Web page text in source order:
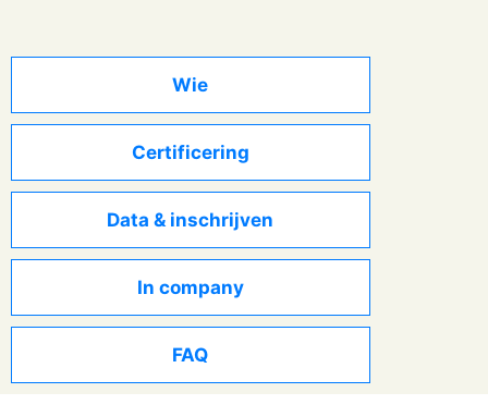
Wie
Certificering
Data & inschrijven
In company
FAQ